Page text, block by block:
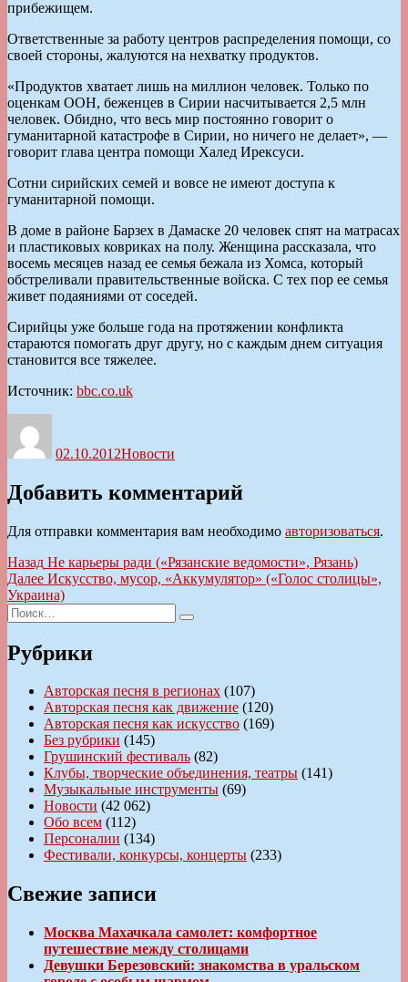
прибежищем.
Ответственные за работу центров распределения помощи, со
своей стороны, жалуются на нехватку продуктов.
«Продуктов хватает лишь на миллион человек. Только по
оценкам ООН, беженцев в Сирии насчитывается 2,5 млн
человек. Обидно, что весь мир постоянно говорит о
гуманитарной катастрофе в Сирии, но ничего не делает», —
говорит глава центра помощи Халед Ирексуси.
Сотни сирийских семей и вовсе не имеют доступа к
гуманитарной помощи.
В доме в районе Барзех в Дамаске 20 человек спят на матрасах
и пластиковых ковриках на полу. Женщина рассказала, что
восемь месяцев назад ее семья бежала из Хомса, который
обстреливали правительственные войска. С тех пор ее семья
живет подаяниями от соседей.
Сирийцы уже больше года на протяжении конфликта
стараются помогать друг другу, но с каждым днем ситуация
становится все тяжелее.
Источник: bbc.co.uk
02.10.2012Новости
Добавить комментарий
Для отправки комментария вам необходимо авторизоваться.
Навигация
по
записям
Назад Предыдущая
запись:
Не карьеры ради («Рязанские ведомости», Рязань)
Далее Следующая
запись:
Искусство, мусор, «Аккумулятор» («Голос столицы»,
Украина)
Искать:
Поиск
Рубрики
Авторская песня в регионах (107)
Авторская песня как движение (120)
Авторская песня как искусство (169)
Без рубрики (145)
Грушинский фестиваль (82)
Клубы, творческие объединения, театры (141)
Музыкальные инструменты (69)
Новости (42 062)
Обо всем (112)
Персоналии (134)
Фестивали, конкурсы, концерты (233)
Свежие записи
Москва Махачкала самолет: комфортное
путешествие между столицами
Девушки Березовский: знакомства в уральском